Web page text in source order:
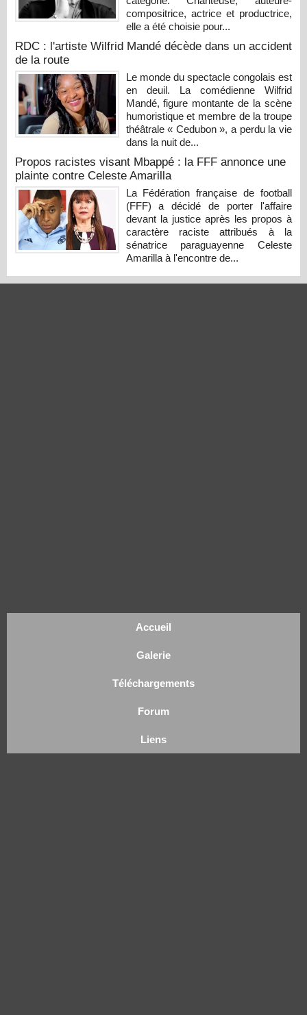
compositrice, actrice et productrice,
elle a été choisie pour...
RDC : l'artiste Wilfrid Mandé décède dans un accident
de la route
Le monde du spectacle congolais est
en deuil. La comédienne Wilfrid
Mandé, figure montante de la scène
humoristique et membre de la troupe
théâtrale « Cedubon », a perdu la vie
dans la nuit de...
Propos racistes visant Mbappé : la FFF annonce une
plainte contre Celeste Amarilla
La Fédération française de football
(FFF) a décidé de porter l'affaire
devant la justice après les propos à
caractère raciste attribués à la
sénatrice paraguayenne Celeste
Amarilla à l'encontre de...
Accueil
Galerie
Téléchargements
Forum
Liens